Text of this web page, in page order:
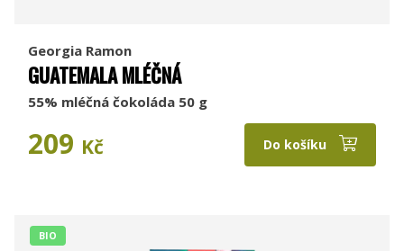
Georgia Ramon
GUATEMALA MLÉČNÁ
55% mléčná čokoláda 50 g
209 Kč Do košíku
BIO